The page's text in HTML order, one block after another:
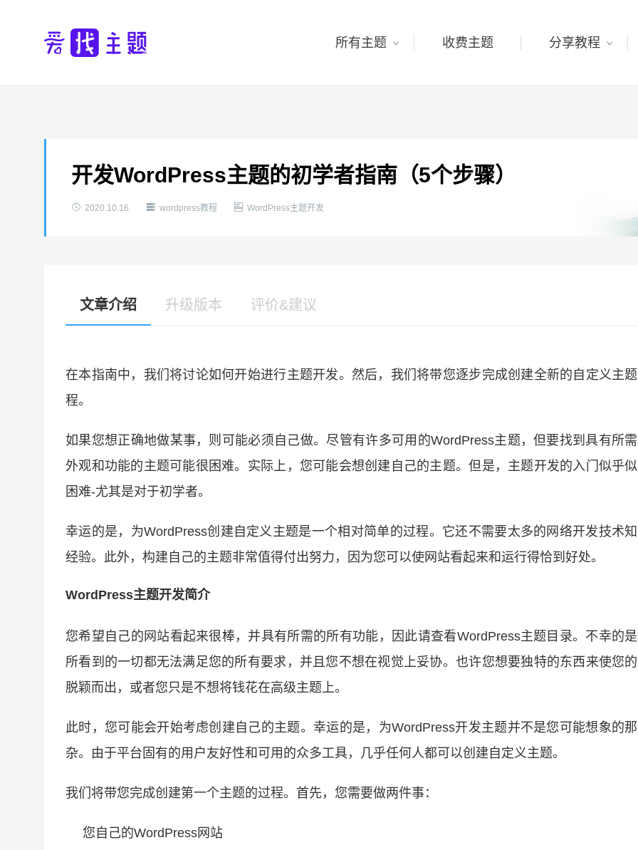
所有主题 收费主题 分享教程
开发WordPress主题的初学者指南（5个步骤）
 2020.10.16  wordpress教程  WordPress主题开发
文章介绍 升级版本 评价&建议
在本指南中，我们将讨论如何开始进行主题开发。 然后，我们将带您逐步完成创建全新的自定义主
程。
如果您想正确地做某事，则可能必须自己做。尽管有许多可用的WordPress主题 ，但要找到具有所
外观和功能的主题可能很困难。实际上，您可能会想创建自己的主题。但是，主题开发的入门似乎
困难-尤其是对于初学者。
幸运的是，为WordPress创建自定义主题是一个相对简单的过程。它还不需要太多的网络开发技术
经验。此外，构建自己的主题非常值得付出努力，因为您可以使网站看起来和运行得恰到好处。
WordPress主题开发简介
您希望自己的网站看起来很棒，并具有所需的所有功能，因此请查看WordPress主题目录。不幸的
所看到的一切都无法满足您的所有要求，并且您不想在视觉上妥协。也许您想要独特的东西来使您
脱颖而出，或者您只是不想将钱花在高级主题上。
此时，您可能会开始考虑创建自己的主题。幸运的是，为WordPress开发主题并不是您可能想象的
杂。由于平台固有的用户友好性和可用的众多工具，几乎任何人都可以创建自定义主题。
我们将带您完成创建第一个主题的过程。首先，您需要做两件事：
您自己的WordPress网站